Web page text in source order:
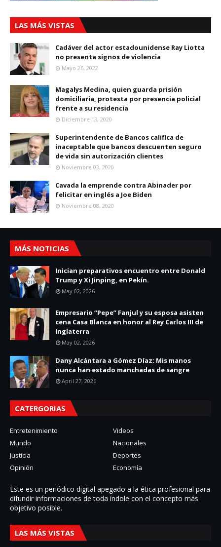
LAS MÁS VISTAS
Cadáver del actor estadounidense Ray Liotta
no presenta signos de violencia
Mayo 26, 2022
Magalys Medina, quien guarda prisión
domiciliaria, protesta por presencia policial
frente a su residencia
Diciembre 13, 2020
Superintendente de Bancos califica de
inaceptable que bancos descuenten seguro
de vida sin autorización clientes
Noviembre 03, 2020
Cavada la emprende contra Abinader por
felicitar en inglés a Joe Biden
Noviembre 08, 2020
MÁS NOTICIAS
Inician preparativos encuentro entre Donald
Trump y Xi Jinping, en Pekín.
May 02, 2026
Empresario “Pepe” Fanjul y su esposa asisten
cena Casa Blanca en honor al Rey Carlos III de
Inglaterra
May 02, 2026
Dany Alcántara a Gómez Díaz: Mis manos
nunca han estado manchadas de sangre
April 27, 2026
CATERGORIAS
Entretenimiento
Videos
Mundo
Nacionales
Justicia
Deportes
Opinión
Economía
Este es un periódico digital apegado a la ética profesional para
difundir informaciones de toda í­ndole con el concepto más
objetivo posible.
LAS MÁS VISTAS